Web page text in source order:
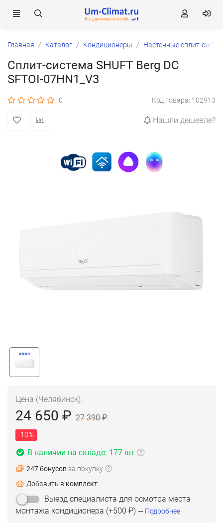
Главная Каталог Кондиционеры Настенные сплит-
Сплит-система SHUFT Berg DC
SFTOI-07HN1_V3
0 Код товара: 102913
Нашли дешевле?
Цена (Челябинск):
24 650 ₽ 27 390 ₽
-10%
В наличии на складе: 177 шт
247 бонусов за покупку
Добавить в комплект:
Выезд специалиста для осмотра места
монтажа кондиционера (+500 ₽) — Подробнее
(срок 2-3 дня)
(срок 8-9 дней)